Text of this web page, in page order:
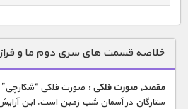
دنیای خوراکی ها
زمین شناسی / محیط زیست
سازه/ معماری/ مهندسی
خلاصه قسمت های سری دوم ما و
مقصد, صورت فلکی : صورت فلکی